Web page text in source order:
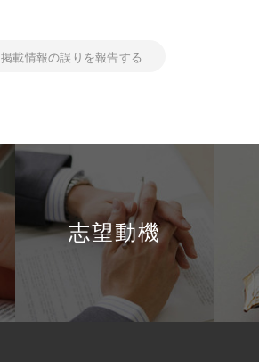
掲載情報の誤りを報告する
志望動機